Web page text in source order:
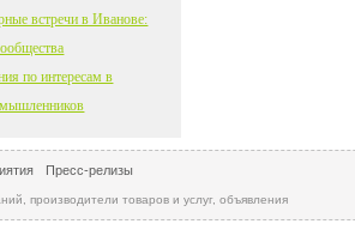
встречи в Иванове:
по интересам в
Пресс-релизы
производители товаров и услуг, объявления